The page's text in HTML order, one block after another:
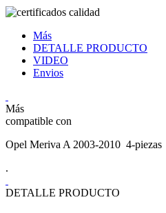
Más
DETALLE PRODUCTO
VIDEO
Envios
Más
compatible con
Opel Meriva A 2003-2010 4-piezas
.
DETALLE PRODUCTO